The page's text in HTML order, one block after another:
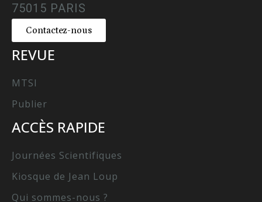
75015 PARIS
Contactez-nous
REVUE
MTSI
Publier
ACCÈS RAPIDE
Journées Scientifiques
Kiosque de Jean Loup
Qui sommes-nous ?